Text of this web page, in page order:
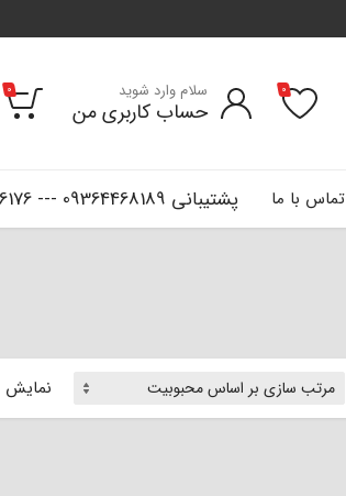
تماس با ما پشتیبانی 09364468189 --- 09125236176
0 سلام وارد شوید
حساب کاربری من
0
نمایش